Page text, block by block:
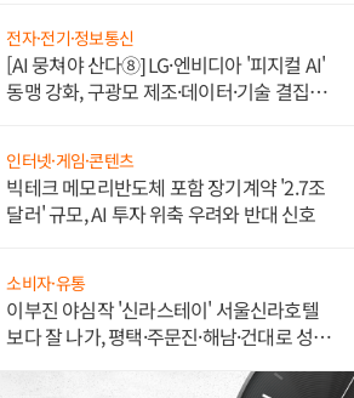
전자·전기·정보통신
[AI 뭉쳐야 산다⑧] LG·엔비디아 '피지컬 AI'
동맹 강화, 구광모 제조·데이터·기술 결집
인터넷·게임·콘텐츠
빅테크 메모리반도체 포함 장기계약 '2.7조
달러' 규모, AI 투자 위축 우려와 반대 신호
소비자·유통
이부진 야심작 '신라스테이' 서울신라호텔
보다 잘 나가, 평택·주문진·해남·건대로 성